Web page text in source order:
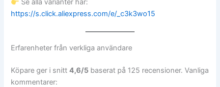
Se alla varianter här:
https://s.click.aliexpress.com/e/_c3k3wo15
Erfarenheter från verkliga användare
Köpare ger i snitt4,6/5 baserat på 125 recensioner. Vanliga
kommentarer: